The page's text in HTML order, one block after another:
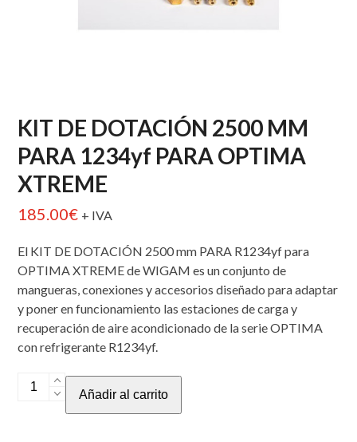
KIT DE DOTACIÓN 2500 MM
PARA 1234yf PARA OPTIMA
XTREME
185.00€ + IVA
El KIT DE DOTACIÓN 2500 mm PARA R1234yf para
OPTIMA XTREME de WIGAM es un conjunto de
mangueras, conexiones y accesorios diseñado para adaptar
y poner en funcionamiento las estaciones de carga y
recuperación de aire acondicionado de la serie OPTIMA
con refrigerante R1234yf.
KIT
Añadir al carrito